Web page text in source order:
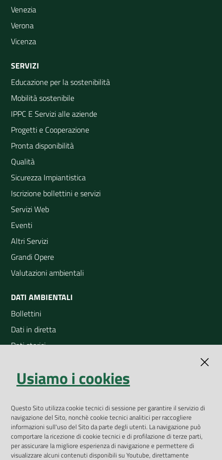
Venezia
Verona
Vicenza
SERVIZI
Educazione per la sostenibilità
Mobilità sostenibile
IPPC E Servizi alle aziende
Progetti e Cooperazione
Pronta disponibilità
Qualità
Sicurezza Impiantistica
Iscrizione bollettini e servizi
Servizi Web
Eventi
Altri Servizi
Grandi Opere
Valutazioni ambientali
DATI AMBIENTALI
Bollettini
Dati in diretta
Dati storici
Open Data
App Arpav
Rapporti regionali annuali
Le Infografiche
Dispenser dati
Usiamo i cookies
Questo Sito utilizza cookie tecnici di sessione per garantire il servizio di
navigazione del Sito, nonchè cookie tecnici analitici per raccogliere
informazioni sull'uso del Sito da parte degli utenti. La navigazione può
comportare la ricezione di cookie tecnici e di profilazione di terze parti,
per assicurare la migliore esperienza di navigazione e permettere di
visualizzare alcuni contenuti disponibili su Youtube, direttamente